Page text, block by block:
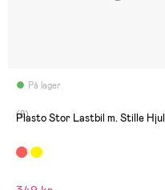
På lager
(8)
Plasto Stor Lastbil m. Stille Hjul